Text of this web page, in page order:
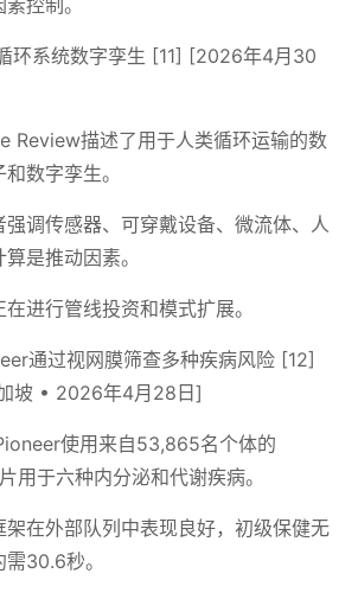
控制。
环系统数字孪生 [11] [2026年4月30
Review描述了用于人类循环运输的数
数字孪生。
强调传感器、可穿戴设备、微流体、人
是推动因素。
进行管线投资和模式扩展。
通过视网膜筛查多种疾病风险 [12]
坡 • 2026年4月28日]
使用来自53,865名个体的
用于六种内分泌和代谢疾病。
架在外部队列中表现良好，初级保健无
30.6秒。